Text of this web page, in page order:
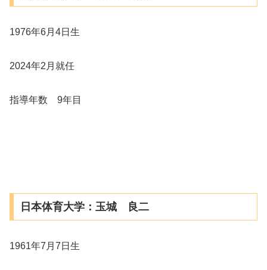
1976年6月4日生
2024年2月就任
指導年数 9年目
日本体育大学：玉城 良二
1961年7月7日生